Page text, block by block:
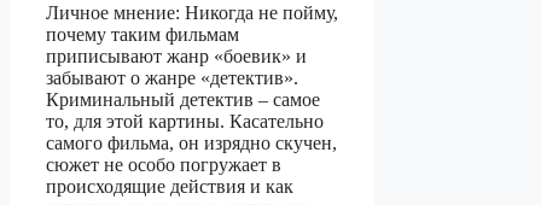
Личное мнение: Никогда не пойму,
почему таким фильмам
приписывают жанр «боевик» и
забывают о жанре «детектив».
Криминальный детектив – самое
то, для этой картины. Касательно
самого фильма, он изрядно скучен,
сюжет не особо погружает в
происходящие действия и как